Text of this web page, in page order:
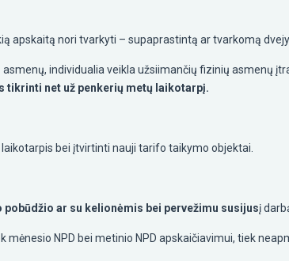
apskaitą nori tvarkyti – supaprastintą ar tvarkomą
individualia veikla užsiimančių fizinių asmenų
tikrinti net už penkerių metų laikotarpį.
bei įtvirtinti nauji tarifo taikymo objektai.
pobūdžio ar su kelionėmis bei pervežimu susijusį
NPD bei metinio NPD apskaičiavimui, tiek